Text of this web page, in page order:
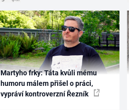
Martyho frky: Táta kvůli mému
humoru málem přišel o práci,
vypráví kontroverzní Řezník